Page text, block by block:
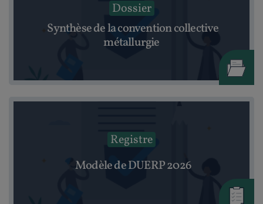
Dossier
Synthèse de la convention collective
métallurgie
Registre
Modèle de DUERP 2026